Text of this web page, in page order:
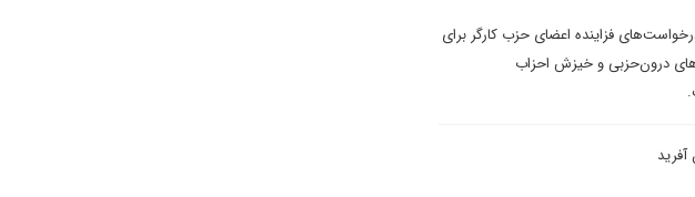
فزاینده اعضای حزب کارگر برای
درون‌حزبی و خیزش احزاب